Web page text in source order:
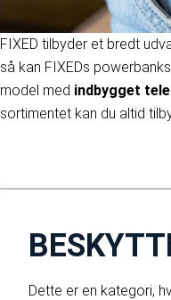
FIXED tilbyder et bredt
så kan FIXEDs
model med indbygget
sortimentet kan du altid
Dette er en kategori,